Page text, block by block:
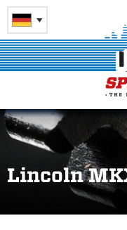
Lincoln